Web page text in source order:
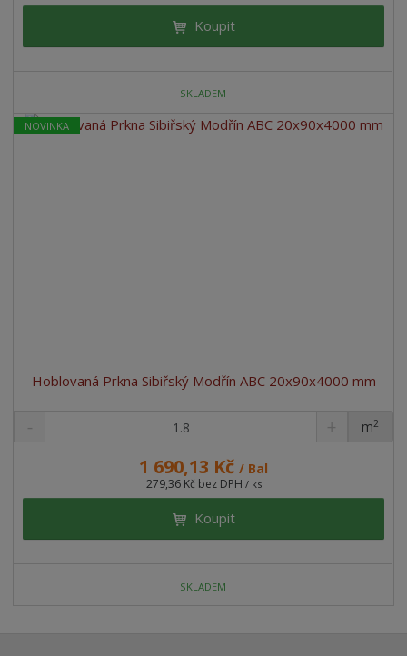
Koupit
SKLADEM
NOVINKA
Hoblovaná Prkna Sibiřský Modřín ABC 20x90x4000 mm
1 690,13 Kč / Bal
279,36 Kč bez DPH / ks
ks
m2
Koupit
SKLADEM